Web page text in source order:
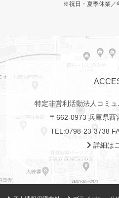
※祝日・夏季休業／
特定非営利活動法人コミ
〒662-0973 兵庫県西
TEL:0798-23-3738
詳細は